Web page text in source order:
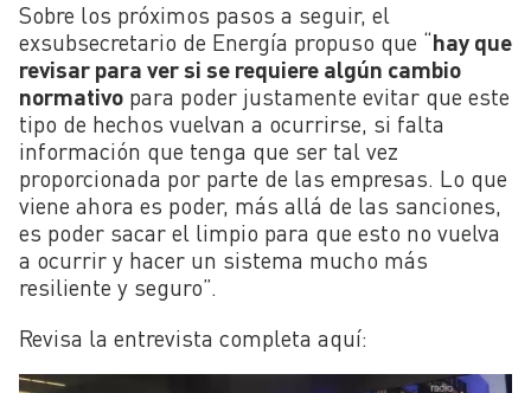
Sobre los próximos pasos a seguir, el
exsubsecretario de Energía propuso que “hay que
revisar para ver si se requiere algún cambio
normativo para poder justamente evitar que este
tipo de hechos vuelvan a ocurrirse, si falta
información que tenga que ser tal vez
proporcionada por parte de las empresas. Lo que
viene ahora es poder, más allá de las sanciones,
es poder sacar el limpio para que esto no vuelva
a ocurrir y hacer un sistema mucho más
resiliente y seguro”.
Revisa la entrevista completa aquí: